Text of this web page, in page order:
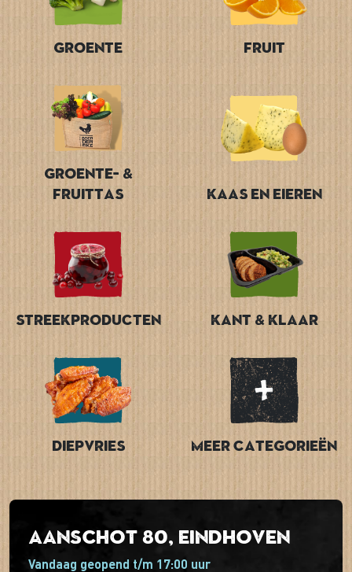
Groente Fruit
Groente- &
Fruittas
Kaas en Eieren
Streekproducten Kant & Klaar
Diepvries Meer categorieën
Aanschot 80, Eindhoven
Vandaag geopend t/m 17:00 uur